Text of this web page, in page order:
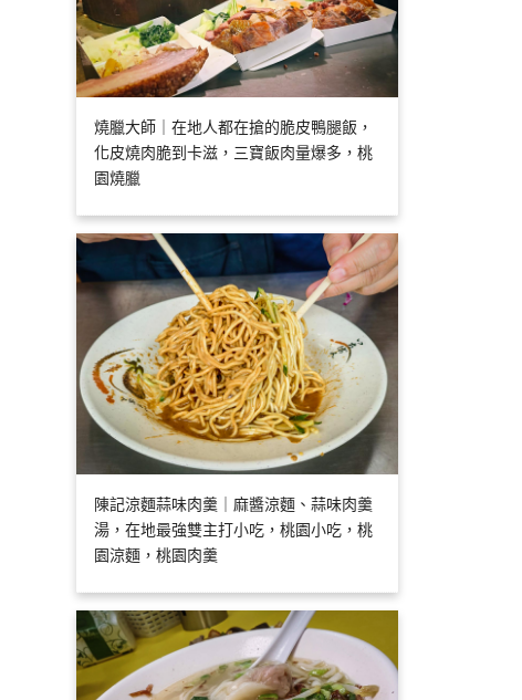
燒臘大師｜在地人都在搶的脆皮鴨腿飯，
化皮燒肉脆到卡滋，三寶飯肉量爆多，桃
園燒臘
陳記涼麵蒜味肉羹｜麻醬涼麵、蒜味肉羹
湯，在地最強雙主打小吃，桃園小吃，桃
園涼麵，桃園肉羹